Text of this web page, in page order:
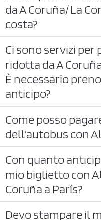
da A Coruña/ La
costa?
Ci sono servizi
ridotta da A
È necessario
anticipo?
Come posso
dell'autobus con
Con quanto
mio biglietto con
Coruña a París?
Devo stampare il